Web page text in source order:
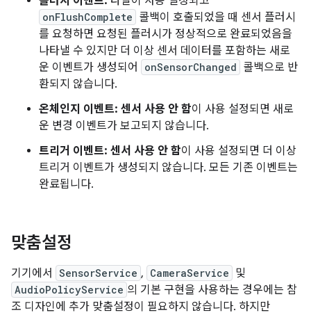
onFlushComplete 콜백이 호출되었을 때 센서 플러시
를 요청하면 요청된 플러시가 정상적으로 완료되었음을
나타낼 수 있지만 더 이상 센서 데이터를 포함하는 새로
운 이벤트가 생성되어
onSensorChanged 콜백으로 반
환되지 않습니다.
온체인지 이벤트: 센서 사용 안 함이 사용 설정되면 새로
운 변경 이벤트가 보고되지 않습니다.
트리거 이벤트: 센서 사용 안 함이 사용 설정되면 더 이상
트리거 이벤트가 생성되지 않습니다. 모든 기존 이벤트는
완료됩니다.
맞춤설정
기기에서 SensorService , CameraService 및
AudioPolicyService 의 기본 구현을 사용하는 경우에는 참
조 디자인에 추가 맞춤설정이 필요하지 않습니다. 하지만